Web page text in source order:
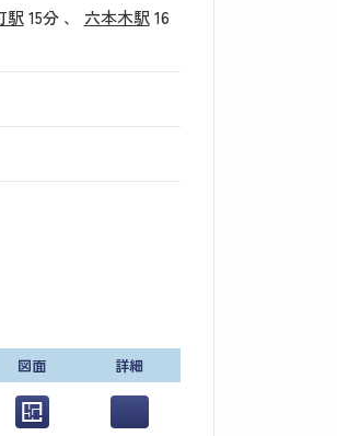
駅15分 、 六本木駅16
図面 詳細